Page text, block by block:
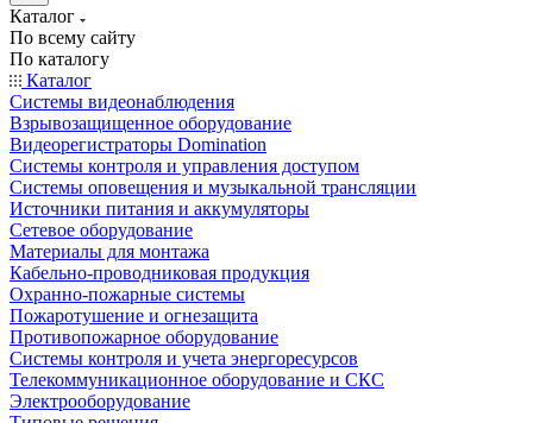
Каталог
По всему сайту
По каталогу
Каталог
Системы видеонаблюдения
Взрывозащищенное оборудование
Видеорегистраторы Domination
Системы контроля и управления доступом
Системы оповещения и музыкальной трансляции
Источники питания и аккумуляторы
Сетевое оборудование
Материалы для монтажа
Кабельно-проводниковая продукция
Охранно-пожарные системы
Пожаротушение и огнезащита
Противопожарное оборудование
Системы контроля и учета энергоресурсов
Телекоммуникационное оборудование и СКС
Электрооборудование